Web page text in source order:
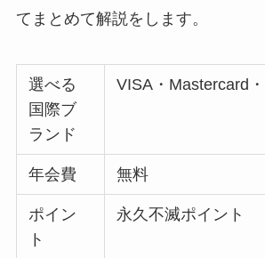
てまとめて解説をします。
選べる
国際ブ
ランド
VISA・Mastercard
年会費 無料
ポイン
ト
永久不滅ポイント